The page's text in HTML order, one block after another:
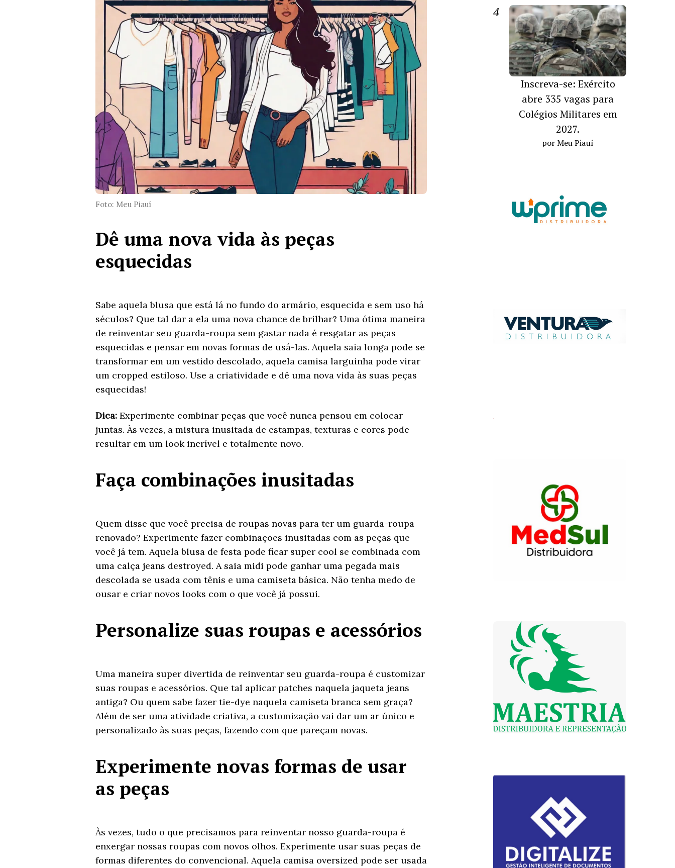
Foto: Meu Piauí
Dê uma nova vida às peças
esquecidas
Sabe aquela blusa que está lá no fundo do armário, esquecida e sem uso há
séculos? Que tal dar a ela uma nova chance de brilhar? Uma ótima maneira
de reinventar seu guarda-roupa sem gastar nada é resgatar as peças
esquecidas e pensar em novas formas de usá-las. Aquela saia longa pode se
transformar em um vestido descolado, aquela camisa larguinha pode virar
um cropped estiloso. Use a criatividade e dê uma nova vida às suas peças
esquecidas!
Dica:Experimente combinar peças que você nunca pensou em colocar
juntas. Às vezes, a mistura inusitada de estampas, texturas e cores pode
resultar em um look incrível e totalmente novo.
Faça combinações inusitadas
Quem disse que você precisa de roupas novas para ter um guarda-roupa
renovado? Experimente fazer combinações inusitadas com as peças que
você já tem. Aquela blusa de festa pode ficar super cool se combinada com
uma calça jeans destroyed. A saia midi pode ganhar uma pegada mais
descolada se usada com tênis e uma camiseta básica. Não tenha medo de
ousar e criar novos looks com o que você já possui.
Personalize suas roupas e acessórios
Uma maneira super divertida de reinventar seu guarda-roupa é customizar
suas roupas e acessórios. Que tal aplicar patches naquela jaqueta jeans
antiga? Ou quem sabe fazer tie-dye naquela camiseta branca sem graça?
Além de ser uma atividade criativa, a customização vai dar um ar único e
personalizado às suas peças, fazendo com que pareçam novas.
Experimente novas formas de usar
as peças
Às vezes, tudo o que precisamos para reinventar nosso guarda-roupa é
enxergar nossas roupas com novos olhos. Experimente usar suas peças de
formas diferentes do convencional. Aquela camisa oversized pode ser usada
Inscreva-se: Exército
abre 335 vagas para
Colégios Militares em
2027.
por Meu Piauí